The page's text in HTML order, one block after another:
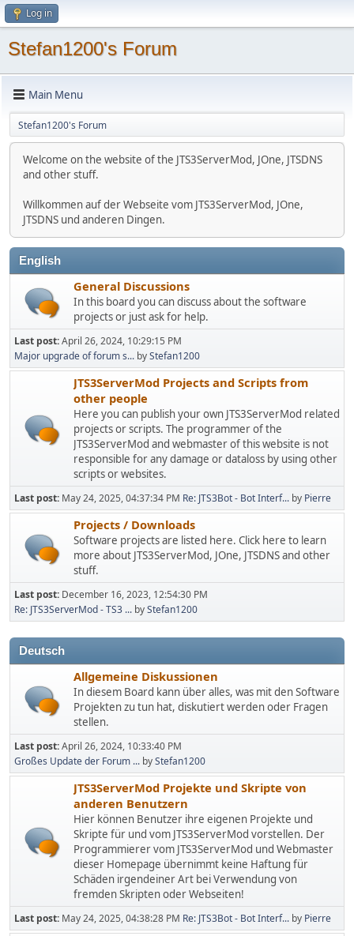
Log in
Stefan1200's Forum
Main Menu
Stefan1200's Forum
Welcome on the website of the JTS3ServerMod, JOne, JTSDNS
and other stuff.
Willkommen auf der Webseite vom JTS3ServerMod, JOne,
JTSDNS und anderen Dingen.
English
General Discussions
In this board you can discuss about the software
projects or just ask for help.
Last post:April 26, 2024, 10:29:15 PM
Major upgrade of forum s... byStefan1200
JTS3ServerMod Projects and Scripts from
other people
Here you can publish your own JTS3ServerMod related
projects or scripts. The programmer of the
JTS3ServerMod and webmaster of this website is not
responsible for any damage or dataloss by using other
scripts or websites.
Last post: May 24, 2025, 04:37:34 PM Re: JTS3Bot - Bot Interf... by Pierre
Projects / Downloads
Software projects are listed here. Click here to learn
more about JTS3ServerMod, JOne, JTSDNS and other
stuff.
Last post: December 16, 2023, 12:54:30 PM
Re: JTS3ServerMod - TS3 ... byStefan1200
Deutsch
Allgemeine Diskussionen
In diesem Board kann über alles, was mit den Software
Projekten zu tun hat, diskutiert werden oder Fragen
stellen.
Last post:April 26, 2024, 10:33:40 PM
Großes Update der Forum ... byStefan1200
JTS3ServerMod Projekte und Skripte von
anderen Benutzern
Hier können Benutzer ihre eigenen Projekte und
Skripte für und vom JTS3ServerMod vorstellen. Der
Programmierer vom JTS3ServerMod und Webmaster
dieser Homepage übernimmt keine Haftung für
Schäden irgendeiner Art bei Verwendung von
fremden Skripten oder Webseiten!
Last post: May 24, 2025, 04:38:28 PM Re: JTS3Bot - Bot Interf... by Pierre